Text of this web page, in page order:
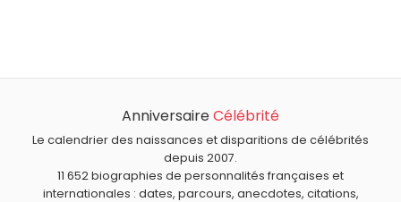
AnniversaireCélébrité
Le calendrier des naissances et disparitions de célébrités
depuis 2007.
11 652 biographies de personnalités françaises et
internationales : dates, parcours, anecdotes, citations,